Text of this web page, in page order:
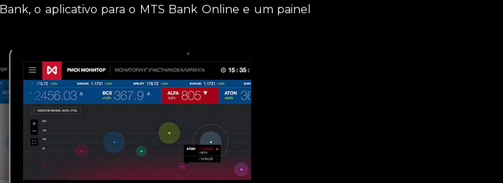
o aplicativo para o MTS Bank Online e um painel